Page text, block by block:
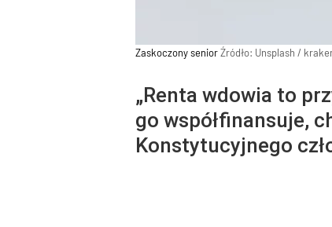
Zaskoczony seniorŹródło: Unsplash /
„Renta wdowia to
go współfinansuje,
Konstytucyjnego